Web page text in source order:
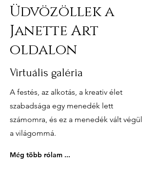
Üdvözöllek a
Janette Art
oldalon
Virtuális galéria
A festés, az alkotás, a kreativ élet
szabadsága egy menedék lett
számomra, és ez a menedék vált végül
a világommá.
Még több rólam ...